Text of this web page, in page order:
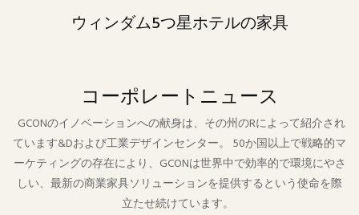
ウィンダム5つ星ホテルの家具
コーポレートニュース
GCONのイノベーションへの献身は、その州のRによって紹介され
ています&Dおよび工業デザインセンター。 50か国以上で戦略的マ
ーケティングの存在により、GCONは世界中で効率的で環境にやさ
しい、最新の商業家具ソリューションを提供するという使命を際
立たせ続けています。